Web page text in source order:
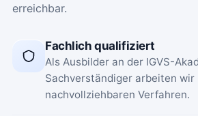
erreichbar.
Fachlich qualifiziert
Als Ausbilder an der IGVS-
Sachverständiger arbeiten wir
nachvollziehbaren Verfahren.